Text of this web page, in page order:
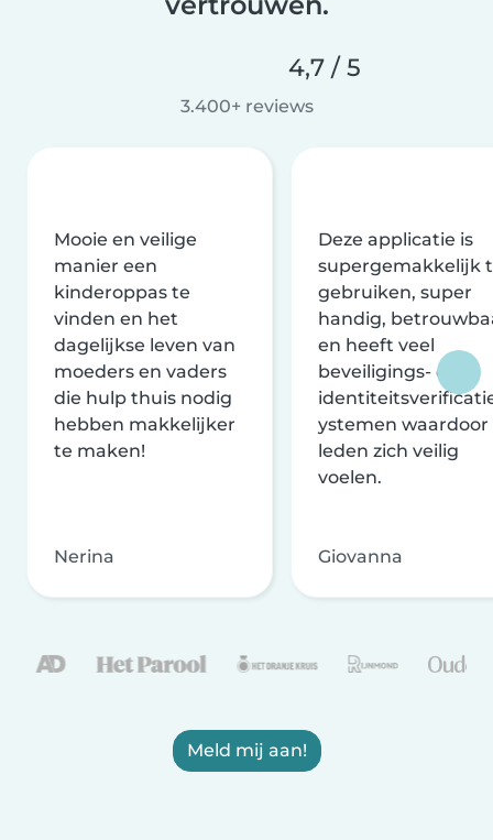
4,7 / 5
3.400+ reviews
Mooie en veilige
manier een
kinderoppas te
vinden en het
dagelijkse leven van
moeders en vaders
die hulp thuis nodig
hebben makkelijker
te maken!
Nerina
Deze applicatie is
supergemakkelijk
gebruiken, super
handig,
en heeft veel
beveiligings- en
ystemen waardoor
leden zich veilig
voelen.
Giovanna
Meld mij aan!